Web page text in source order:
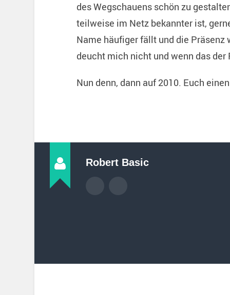
des Wegschauens schön zu
teilweise im Netz bekannter ist,
Name häufiger fällt und die
deucht mich nicht und wenn das
Nun denn, dann auf 2010. Euch
Robert Basic